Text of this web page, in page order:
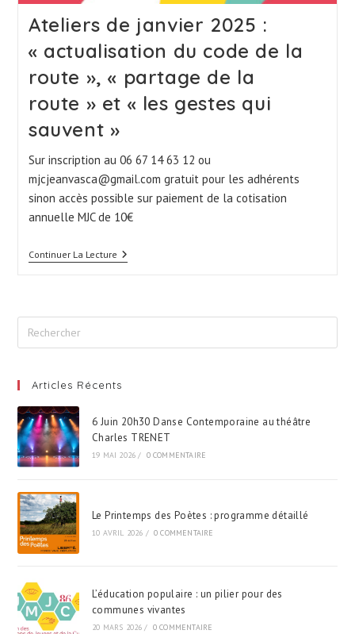
Ateliers de janvier 2025 :
« actualisation du code de la
route », « partage de la
route » et « les gestes qui
sauvent »
Sur inscription au 06 67 14 63 12 ou
mjcjeanvasca@gmail.com gratuit pour les adhérents
sinon accès possible sur paiement de la cotisation
annuelle MJC de 10€
Continuer La LectureAteliers
De
« Actualisation
Route »,
La
Route »
Et
« Les
Articles Récents
6 Juin 20h30 Danse Contemporaine au théâtre
Charles TRENET
19 MAI 2026 / 0 COMMENTAIRE
Le Printemps des Poètes : programme détaillé
10 AVRIL 2026 / 0 COMMENTAIRE
L’éducation populaire : un pilier pour des
communes vivantes
20 MARS 2026 / 0 COMMENTAIRE